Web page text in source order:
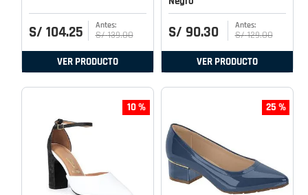
S/ 104.25 S/ 139.00
VER PRODUCTO
S/ 90.30 S/ 129.00
VER PRODUCTO
10 % 25 %